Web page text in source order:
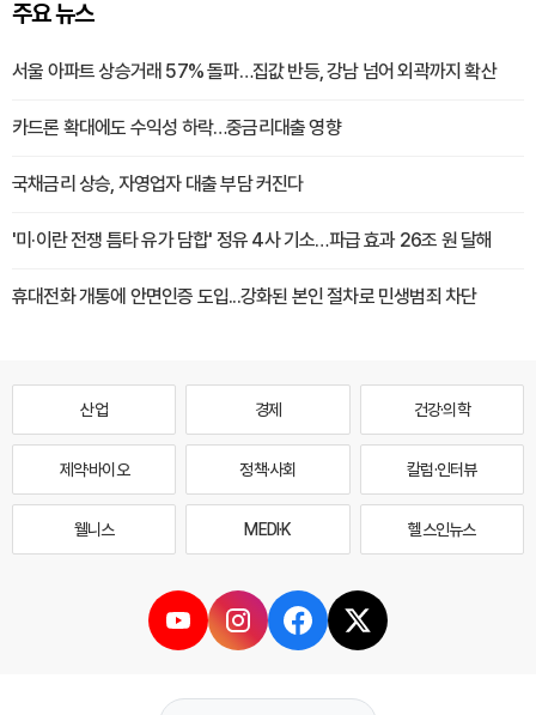
주요 뉴스
서울 아파트 상승거래 57% 돌파…집값 반등, 강남 넘어 외곽까지 확산
카드론 확대에도 수익성 하락…중금리대출 영향
국채금리 상승, 자영업자 대출 부담 커진다
'미·이란 전쟁 틈타 유가 담합' 정유 4사 기소…파급 효과 26조 원 달해
휴대전화 개통에 안면인증 도입...강화된 본인 절차로 민생범죄 차단
산업 경제 건강·의학
제약·바이오 정책·사회 칼럼·인터뷰
웰니스 MEDI·K 헬스인뉴스